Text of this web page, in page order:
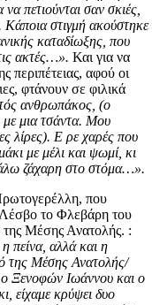
πετιούνται σαν σκιές,
στιγμή ακούστηκε
καταδίωξης, που
ακτές…». Και για να
περιπέτειας, αφού οι
φτάνουν σε φιλικά
ανθρωπάκος, (ο
με μια τσάντα. Μου
λίρες). Ε ρε χαρές που
με μέλι και ψωμί, κι
ζάχαρη στο στόμα…».
που
Λέσβο το Φλεβάρη του
της Μέσης Ανατολής. :
πείνα, αλλά και η
της Μέσης Ανατολής/
Ξενοφών Ιωάννου και ο
είχαμε κρύψει δυο